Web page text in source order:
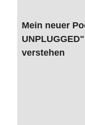
Mein neuer
verstehen